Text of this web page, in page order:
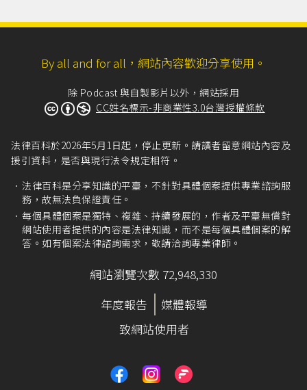
By all and for all，網站內容歡迎分享使用。
除 Podcast 與自製影片以外，網站採用
CC姓名標示-非商業性3.0台灣授權條款
法律百科於2026年5月1日起，停止更新。請讀者留意網站內容及
援引資料，是否與現行法令規定相符。
法律百科是分享知識的平臺，不針對具體個案提供專業諮詢服
務，故無法負保證責任。
每個具體個案是獨特、複雜、持續發展的，作者及平臺無償對
網站使用者提供的內容是法律知識，而不是每個具體個案的解
答。如有個案法律諮詢需求，敬請洽詢專業律師。
網站瀏覽次數 72,948,330
年度報告
媒體報導
致網站使用者